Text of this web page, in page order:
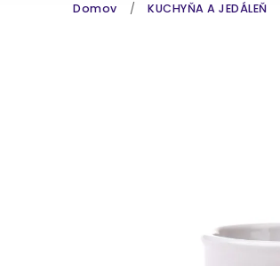
Domov / KUCHYŇA A JEDÁLEŇ